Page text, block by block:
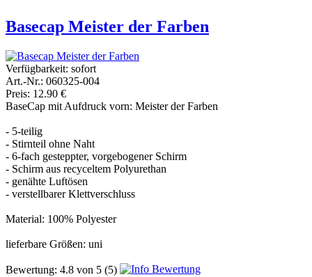
Basecap Meister der Farben
Verfügbarkeit: sofort
Art.-Nr.: 060325-004
Preis: 12.90 €
BaseCap mit Aufdruck vorn: Meister der Farben
- 5-teilig
- Stirnteil ohne Naht
- 6-fach gesteppter, vorgebogener Schirm
- Schirm aus recyceltem Polyurethan
- genähte Luftösen
- verstellbarer Klettverschluss
Material: 100% Polyester
lieferbare Größen: uni
Bewertung: 4.8 von 5 (5)